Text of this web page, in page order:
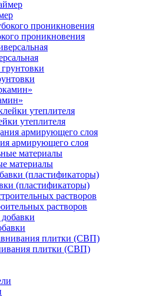
проникновения
утеплителя
армирующего слоя
материалы
(пластификаторы)
растворов
плитки (СВП)